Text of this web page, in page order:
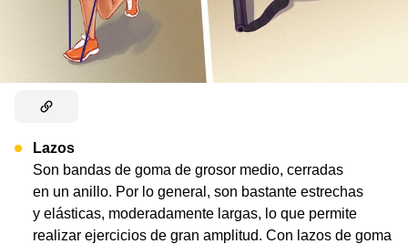
Lazos
Son bandas de goma de grosor medio, cerradas
en un anillo. Por lo general, son bastante estrechas
y elásticas, moderadamente largas, lo que permite
realizar ejercicios de gran amplitud. Con lazos de goma